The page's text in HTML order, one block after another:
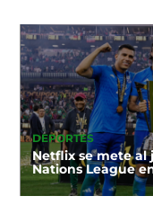
DEPORTES
Netflix se mete al
Nations League